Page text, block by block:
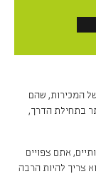
המכירות, שהם
בתחילת הדרך,
אתם צפויים
צריך להיות הרבה